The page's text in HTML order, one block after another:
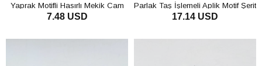
Yaprak Motifli Hasırlı Mekik Cam
Taşlı Aplik
7.48 USD
Parlak Taş İşlemeli Aplik Motif Şerit
1 Adet
17.14 USD